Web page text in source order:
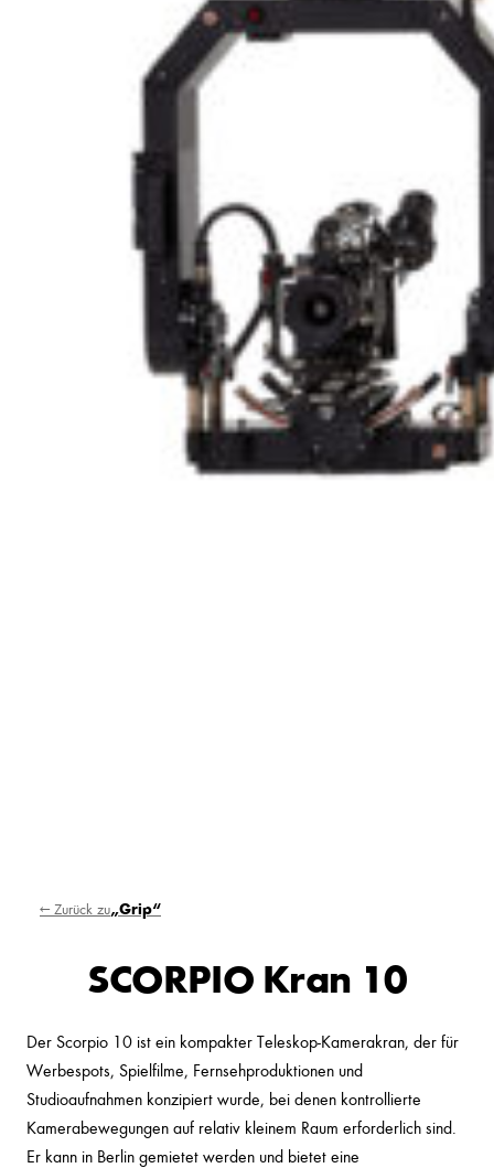
← Zurück zu„Grip“
SCORPIO Kran 10
Der Scorpio 10 ist ein kompakter Teleskop-Kamerakran, der für
Werbespots, Spielfilme, Fernsehproduktionen und
Studioaufnahmen konzipiert wurde, bei denen kontrollierte
Kamerabewegungen auf relativ kleinem Raum erforderlich sind.
Er kann in Berlin gemietet werden und bietet eine